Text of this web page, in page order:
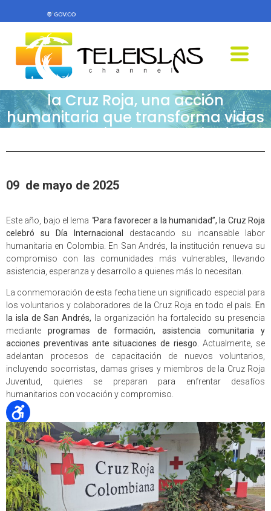
Teleislas News -Día Internacional de
la Cruz Roja, una acción
humanitaria que transforma vidas
en cada rincón del territorio
09 de mayo de 2025
Este año, bajo el lema “Para favorecer a la humanidad”, la Cruz Roja
celebró su Día Internacional
destacando su incansable labor
humanitaria en Colombia. En San Andrés, la institución renueva su
compromiso con las comunidades más vulnerables, llevando
asistencia, esperanza y desarrollo a quienes más lo necesitan.
La conmemoración de esta fecha tiene un significado especial para
los voluntarios y colaboradores de la Cruz Roja en todo el país.
En
la isla de San Andrés, la organización ha fortalecido su presencia
medianteprogramas de formación, asistencia comunitaria y
acciones preventivas ante situaciones de riesgo.
Actualmente, se
adelantan procesos de capacitación de nuevos voluntarios,
incluyendo socorristas, damas grises y miembros de la Cruz Roja
Juventud, quienes se preparan para enfrentar desafíos
humanitarios con vocación y compromiso.